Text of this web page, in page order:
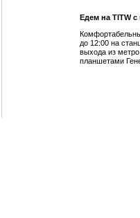
Едем на TITW
до 12:00 на
выхода из
планшетами